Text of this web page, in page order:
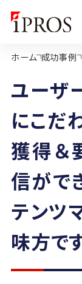
ホーム 成功事例
ユーザ
にこだ
獲得＆
信がで
テンツ
味方で